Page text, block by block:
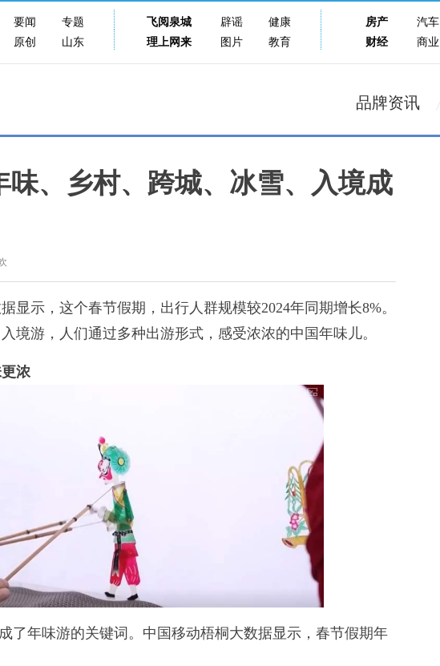
要闻 专题 飞阅泉城 辟谣 健康 房产 汽车
原创 山东 理上网来 图片 教育 财经 商业
品牌资讯
味、乡村、跨城、冰雪、入境成
示，这个春节假期，出行人群规模较2024年同期增长8%。
境游，人们通过多种出游形式，感受浓浓的中国年味儿。
浓
年味游的关键词。中国移动梧桐大数据显示，春节假期年